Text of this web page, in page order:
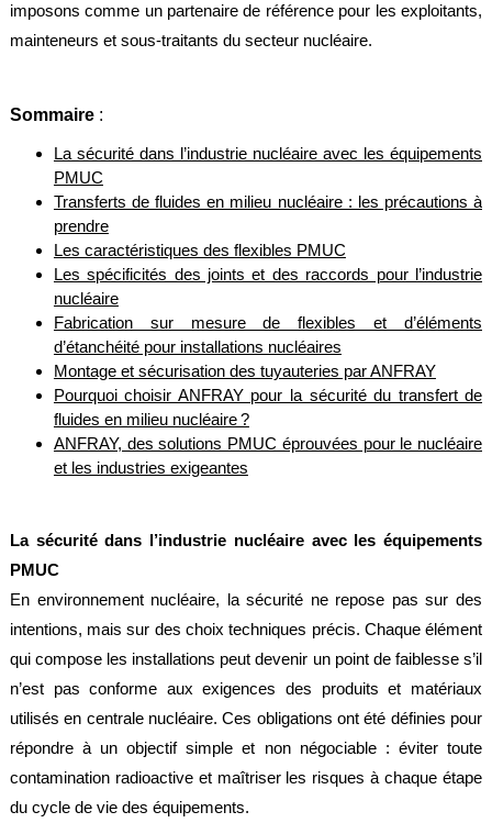
IFlex
technique
Bureau
d'étude
Analyseur
de
métaux
Fiches
métier
Carrières
et
centrales
béton
Laiteries
Véhicules
Nucléaire
PMUC
Chimie
Pétrochimie
/
imposons comme un partenaire de référence pour les exploitants,
mainteneurs et sous-traitants du secteur nucléaire.
Sommaire:
La sécurité dans l’industrie nucléaire avec les équipements
PMUC
Transferts de fluides en milieu nucléaire : les précautions à
prendre
Les caractéristiques des flexibles PMUC
Les spécificités des joints et des raccords pour l’industrie
nucléaire
Fabrication sur mesure de flexibles et d’éléments
d’étanchéité pour installations nucléaires
Montage et sécurisation des tuyauteries par ANFRAY
Pourquoi choisir ANFRAY pour la sécurité du transfert de
fluides en milieu nucléaire ?
ANFRAY, des solutions PMUC éprouvées pour le nucléaire
et les industries exigeantes
La sécurité dans l’industrie nucléaire avec les équipements
PMUC
En environnement nucléaire, la sécurité ne repose pas sur des
intentions, mais sur des choix techniques précis. Chaque élément
qui compose les installations peut devenir un point de faiblesse s’il
n’est pas conforme aux exigences des produits et matériaux
utilisés en centrale nucléaire. Ces obligations ont été définies pour
répondre à un objectif simple et non négociable : éviter toute
contamination radioactive et maîtriser les risques à chaque étape
du cycle de vie des équipements.